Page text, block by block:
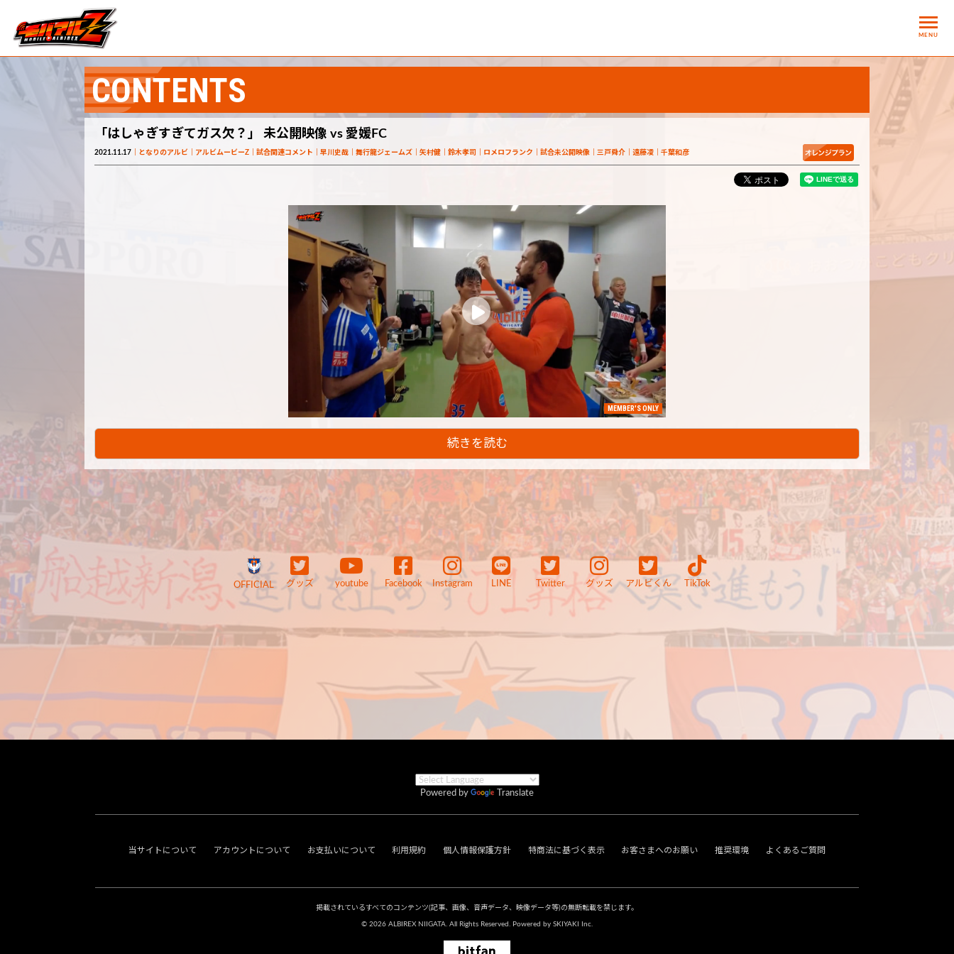
MENU
CONTENTS
「はしゃぎすぎてガス欠？」 未公開映像 vs 愛媛FC
2021.11.17 となりのアルビ アルビムービーZ 試合関連コメント 早川史哉 舞行龍ジェームズ 矢村健 鈴木孝司 ロメロフランク 試合未公開映像 三戸舜介 遠藤凌 千葉和彦
MEMBER'S ONLY
続きを読む
OFFICIAL グッズ youtube Facebook Instagram LINE Twitter グッズ アルビくん TikTok
Powered by Translate
当サイトについて アカウントについて お支払いについて 利用規約 個人情報保護方針 特商法に基づく表示 お客さまへのお願い 推奨環境 よくあるご質問
掲載されているすべてのコンテンツ(記事、画像、音声データ、映像データ等)の無断転載を禁じます。
© 2026 ALBIREX NIIGATA. All Rights Reserved. Powered by SKIYAKI Inc.